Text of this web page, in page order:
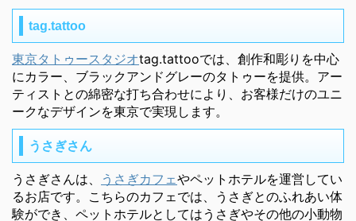
tag.tattoo
東京タトゥースタジオtag.tattooでは、創作和彫りを中心
にカラー、ブラックアンドグレーのタトゥーを提供。アー
ティストとの綿密な打ち合わせにより、お客様だけのユニ
ークなデザインを東京で実現します。
うさぎさん
うさぎさんは、 うさぎカフェやペットホテルを運営してい
るお店です。こちらのカフェでは、うさぎとのふれあい体
験ができ、ペットホテルとしてはうさぎやその他の小動物